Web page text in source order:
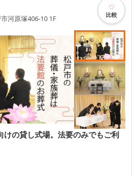
河原塚406-10 1F 比較
けの貸し式場。法要のみでもご利